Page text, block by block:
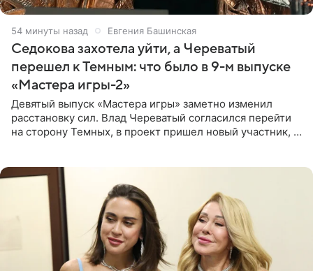
54 минуты назад Евгения Башинская
Седокова захотела уйти, а Череватый
перешел к Темным: что было в 9-м выпуске
«Мастера игры-2»
Девятый выпуск «Мастера игры» заметно изменил
расстановку сил. Влад Череватый согласился перейти
на сторону Темных, в проект пришел новый участник, а